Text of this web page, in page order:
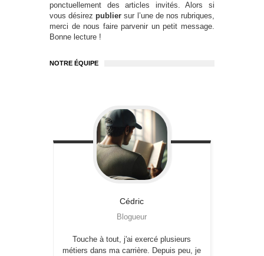
ponctuellement des articles invités. Alors si
vous désirezpublier sur l’une de nos rubriques,
merci de nous faire parvenir un petit message.
Bonne lecture !
NOTRE ÉQUIPE
Cédric
Blogueur
Touche à tout, j'ai exercé plusieurs
métiers dans ma carrière. Depuis peu, je